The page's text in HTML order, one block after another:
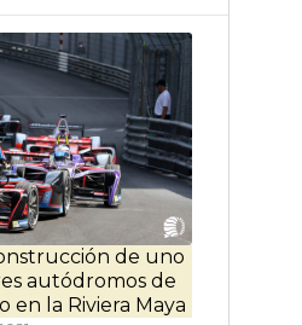
de uno
autódromos de
en la Riviera Maya